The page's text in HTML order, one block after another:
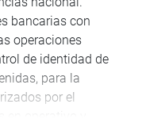
bancarias con
operaciones
de identidad de
para la
por el